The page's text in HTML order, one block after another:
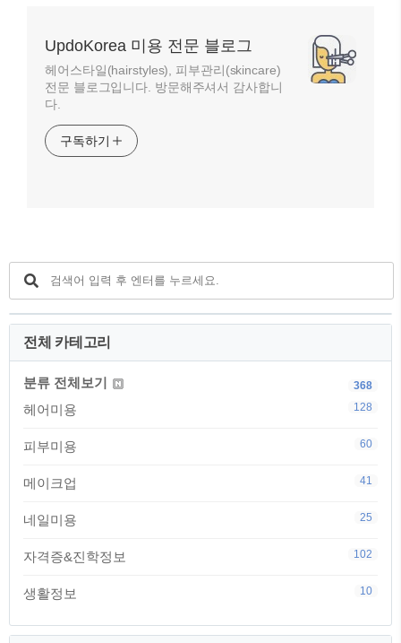
UpdoKorea 미용 전문 블로그
헤어스타일(hairstyles), 피부관리(skincare)
전문 블로그입니다. 방문해주셔서 감사합니
다.
구독하기
전체 카테고리
분류 전체보기 368
헤어미용 128
피부미용 60
메이크업 41
네일미용 25
자격증&진학정보 102
생활정보 10